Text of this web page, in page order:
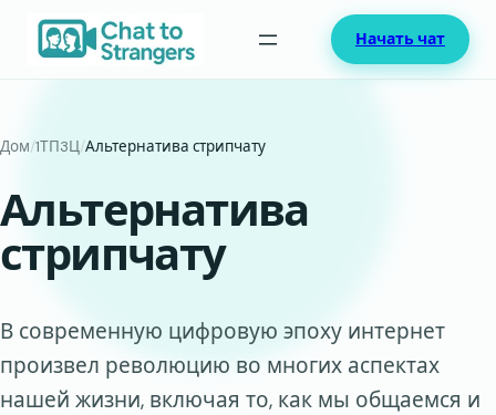
Перейти
содержимому
Начать чат
Дом/1ТП3Ц/Альтернатива стрипчату
Альтернатива
стрипчату
В современную цифровую эпоху интернет
произвел революцию во многих аспектах
нашей жизни, включая то, как мы общаемся и